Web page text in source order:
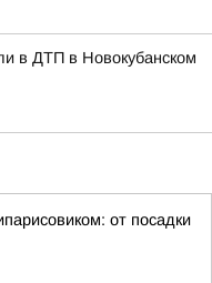
в ДТП в Новокубанском
от посадки